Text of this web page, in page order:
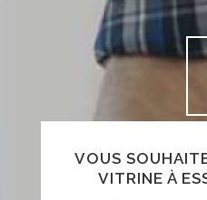
VOUS
VITRINE À